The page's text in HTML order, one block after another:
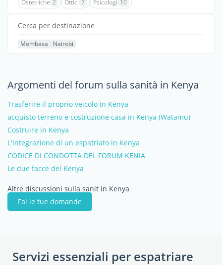
Ostetriche 2 Ottici 7 Psicologi 10
Cerca per destinazione
Mombasa Nairobi
Argomenti del forum sulla sanità in Kenya
Trasferire il proprio veicolo in Kenya
acquisto terreno e costruzione casa in Kenya (Watamu)
Costruire in Kenya
L'integrazione di un espatriato in Kenya
CODICE DI CONDOTTA DEL FORUM KENIA
Le due facce del Kenya
Altre discussioni sulla sanit in Kenya
Fai le tue domande
Servizi essenziali per espatriare